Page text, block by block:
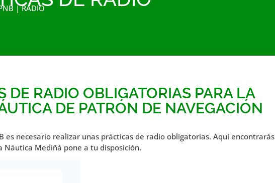
| RADIO
DE RADIO OBLIGATORIAS PARA LA
DE PATRÓN DE NAVEGACIÓN
es necesario realizar unas prácticas de radio obligatorias. Aquí encontrarás
Náutica Mediñá pone a tu disposición.